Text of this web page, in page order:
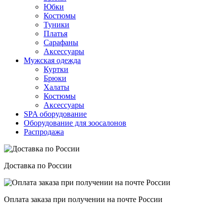
Юбки
Костюмы
Туники
Платья
Сарафаны
Аксессуары
Мужская одежда
Куртки
Брюки
Халаты
Костюмы
Аксессуары
SPA оборудование
Оборудование для зоосалонов
Распродажа
Доставка по России
Оплата заказа при получении на почте России